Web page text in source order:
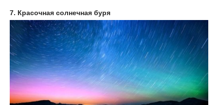
7. Красочная солнечная буря